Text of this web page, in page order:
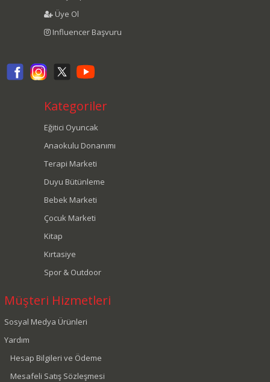
Üye Ol
Influencer Başvuru
Kategoriler
Eğitici Oyuncak
Anaokulu Donanımı
Terapi Marketi
Duyu Bütünleme
Bebek Marketi
Çocuk Marketi
Kitap
Kırtasiye
Spor & Outdoor
Müşteri Hizmetleri
Sosyal Medya Ürünleri
Yardım
Hesap Bilgileri ve Ödeme
Mesafeli Satış Sözleşmesi